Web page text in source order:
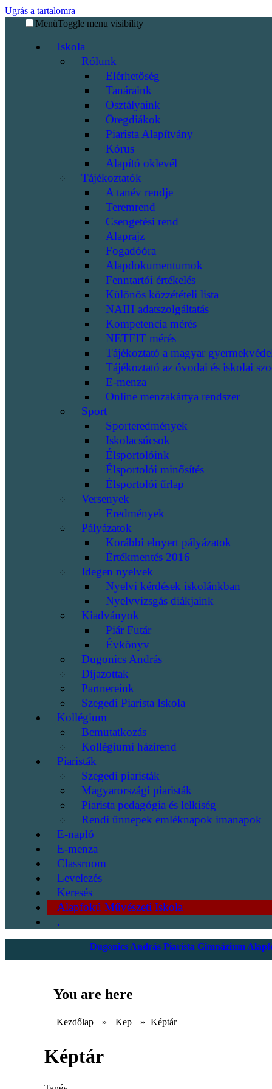
Ugrás a tartalomra
MenüToggle menu visibility
Iskola
Rólunk
Elérhetőség
Tanáraink
Osztályaink
Öregdiákok
Piarista Alapítvány
Kórus
Alapító oklevél
Tájékoztatók
A tanév rendje
Teremrend
Csengetési rend
Alaprajz
Fogadóóra
Alapdokumentumok
Fenntartói értékelés
Különös közzétételi lista
NAIH adatszolgáltatás
Kompetencia mérés
NETFIT mérés
Tájékoztató a magyar
Tájékoztató az óvodai és iskolai
E-menza
Online menzakártya rendszer
Sport
Sporteredmények
Iskolacsúcsok
Élsportolóink
Élsportolói minősítés
Élsportolói űrlap
Versenyek
Eredmények
Pályázatok
Korábbi elnyert pályázatok
Értékmentés 2016
Idegen nyelvek
Nyelvi kérdések iskolánkban
Nyelvvizsgás diákjaink
Kiadványok
Piár Futár
Évkönyv
Dugonics András
Díjazottak
Partnereink
Szegedi Piarista Iskola
Kollégium
Bemutatkozás
Kollégiumi házirend
Piaristák
Szegedi piaristák
Magyarországi piaristák
Piarista pedagógia és lelkiség
Rendi ünnepek emléknapok imanapok
E-napló
E-menza
Classroom
Levelezés
Keresés
Alapfokú Művészeti Iskola
.
Dugonics András Piarista Gimnázium
You are here
Kezdőlap » Kep » Képtár
Képtár